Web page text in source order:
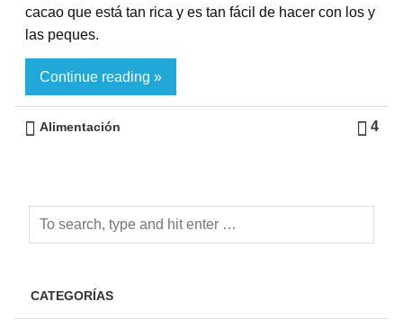
cacao que está tan rica y es tan fácil de hacer con los y
las peques.
Continue reading »
4
Alimentación
CATEGORÍAS